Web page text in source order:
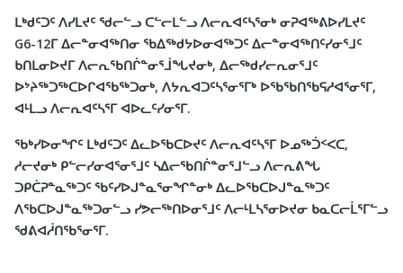
ᒪᒃᑯᑦᑐᑦ ᐱᓯᒪᔪᑦ ᖁᓕᓪᓗ ᑕᓪᓕᒪᓪᓗ ᐱᓕᕆᐊᑦᓴᕐᓂᒃ ᓂᕈᐊᖅᕕᐅᓯᒪᔪᑦ
G6-12ᒥ ᐃᓕᓐᓂᐊᖅᑎᓂ ᖃᐃᖅᑯᔭᐅᓂᐊᖅᑐᑦ ᐃᓕᓐᓂᐊᖅᑎᑦᓯᓂᕐᒧᑦ
ᑲᑎᒪᓂᐅᔪᒥ ᐱᓕᕆᖃᑎᒌᓐᓂᕐᒨᖓᔪᓂᒃ, ᐃᓕᖅᑯᓯᓕᕆᓂᕐᒧᑦ
ᐅᔾᔨᖅᑐᖅᑕᐅᒋᐊᖃᖅᑐᓂᒃ, ᐱᔭᕆᐊᑐᑦᓴᕐᓂᕐᒥᒃ ᐅᖃᖃᑎᖃᕋᓱᐊᕐᓂᕐᒥ,
ᐊᒻᒪᓗ ᐱᓕᕆᐊᑦᓴᕐᒥ ᐊᐅᓚᑦᓯᓂᕐᒥ.
ᖃᒃᓯᐅᓂᖏᑦ ᒪᒃᑯᑦᑐᑦ ᐃᓚᐅᖃᑕᐅᔪᑦ ᐱᓕᕆᐊᑦᓴᕐᒥ ᐅᓄᖅᑑᑉᐸᑕ,
ᓱᓕᔪᓂᒃ ᑭᓪᓕᓯᓂᐊᕐᓂᕐᒧᑦ ᓴᐃᓕᖃᑎᒌᓐᓂᕐᒧᓪᓗ ᐱᓕᕆᕕᖓ
ᑐᑭᑖᕈᓐᓇᖅᑐᑦ ᖃᑦᓯᐅᒍᓐᓇᕐᓂᖏᓐᓂᒃ ᐃᓚᐅᖃᑕᐅᒍᓐᓇᖅᑐᑦ
ᐱᖃᑕᐅᒍᓐᓇᖅᑐᓂᓪᓗ ᓯᕗᓕᖅᑎᐅᓂᕐᒧᑦ ᐱᓕᒻᒪᓴᕐᓂᐅᔪᓂ ᑲᓇᑕᓕᒫᕐᒥᓪᓗ
ᖁᕕᐊᓲᑎᖃᕐᓂᕐᒥ.